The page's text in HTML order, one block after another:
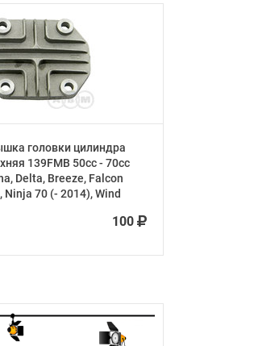
головки цилиндра
139FMB 50cc - 70cc
Delta, Breeze, Falcon
Ninja 70 (- 2014), Wind
100